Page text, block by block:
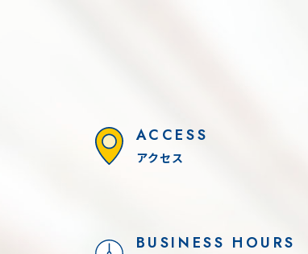
ACCESS
アクセス
BUSINESS HOURS